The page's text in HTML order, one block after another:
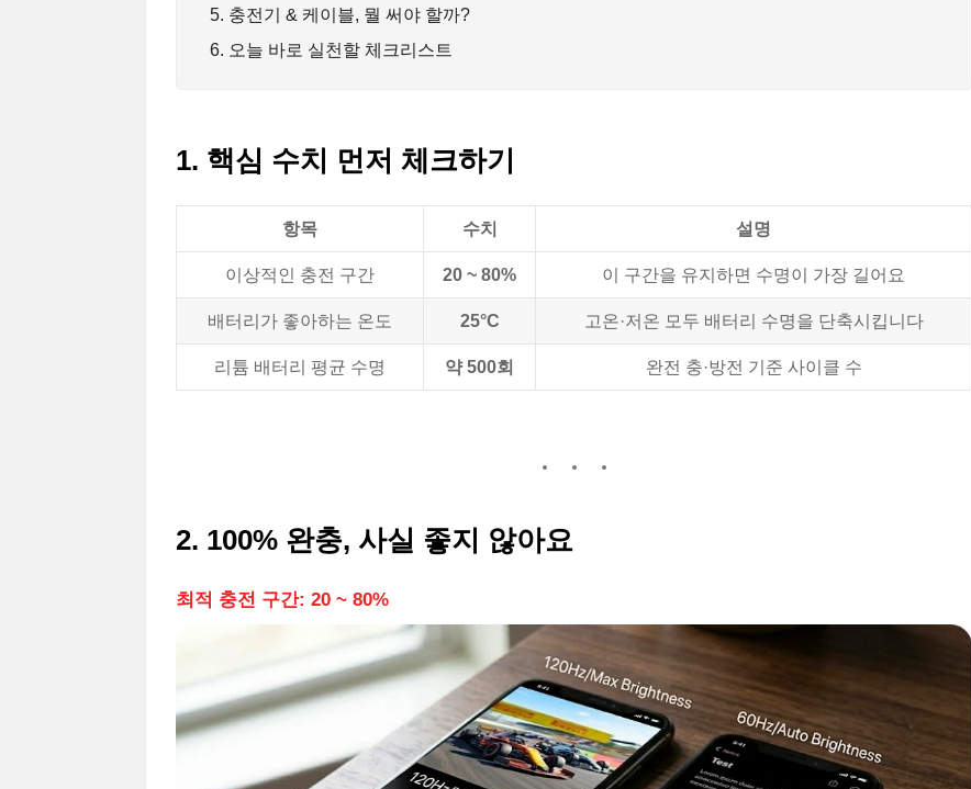
5. 충전기 & 케이블, 뭘 써야 할까?
6. 오늘 바로 실천할 체크리스트
1. 핵심 수치 먼저 체크하기
항목 수치 설명
이상적인 충전 구간 20 ~ 80% 이 구간을 유지하면 수명이 가장 길어요
배터리가 좋아하는 온도 25°C 고온·저온 모두 배터리 수명을 단축시킵니다
리튬 배터리 평균 수명 약 500회 완전 충·방전 기준 사이클 수
2. 100% 완충, 사실 좋지 않아요
최적 충전 구간: 20 ~ 80%